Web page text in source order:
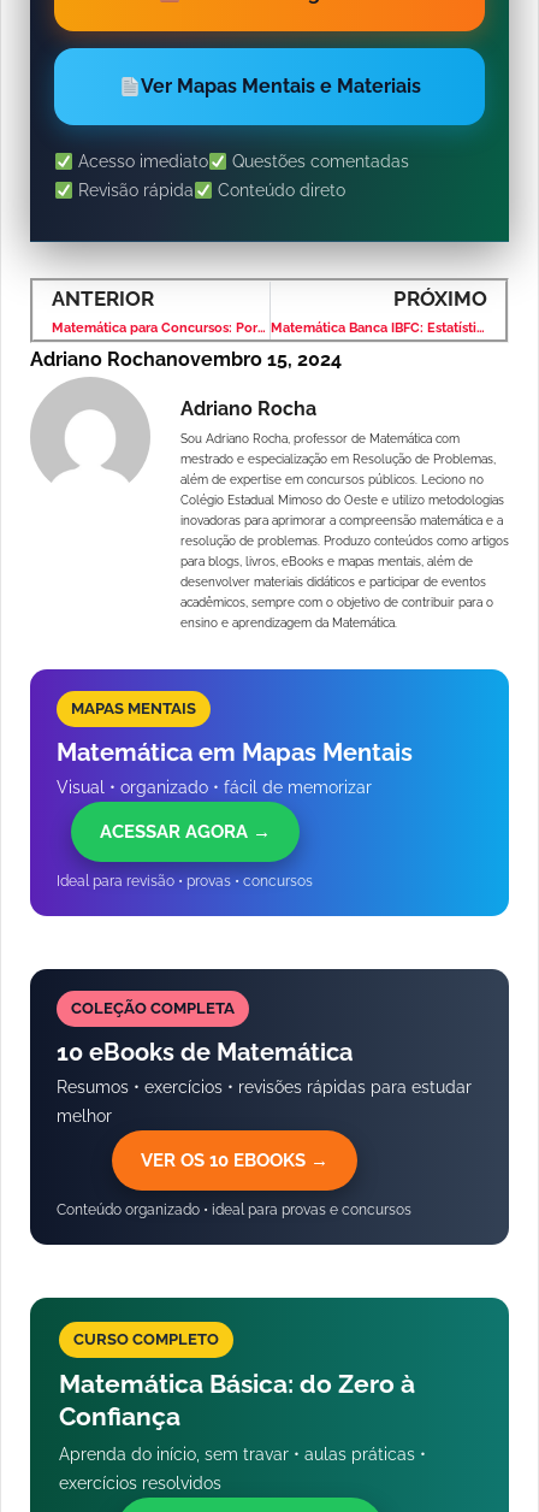
Ver Mapas Mentais e Materiais
Acesso imediato
Questões comentadas
Revisão rápida
Conteúdo direto
ANTERIOR
Matemática para Concursos: Porcentagem – Banca IBFC – Nível Médio
PRÓXIMO
Matemática Banca IBFC: Estatística – Questão Comentada
Adriano Rochanovembro 15, 2024
Adriano Rocha
Sou Adriano Rocha, professor de Matemática com
mestrado e especialização em Resolução de Problemas,
além de expertise em concursos públicos. Leciono no
Colégio Estadual Mimoso do Oeste e utilizo metodologias
inovadoras para aprimorar a compreensão matemática e a
resolução de problemas. Produzo conteúdos como artigos
para blogs, livros, eBooks e mapas mentais, além de
desenvolver materiais didáticos e participar de eventos
acadêmicos, sempre com o objetivo de contribuir para o
ensino e aprendizagem da Matemática.
MAPAS MENTAIS
Matemática em Mapas Mentais
Visual • organizado • fácil de memorizar
ACESSAR AGORA →
Ideal para revisão • provas • concursos
COLEÇÃO COMPLETA
10 eBooks de Matemática
Resumos • exercícios • revisões rápidas para estudar
melhor
VER OS 10 EBOOKS →
Conteúdo organizado • ideal para provas e concursos
CURSO COMPLETO
Matemática Básica: do Zero à
Confiança
Aprenda do início, sem travar • aulas práticas •
exercícios resolvidos